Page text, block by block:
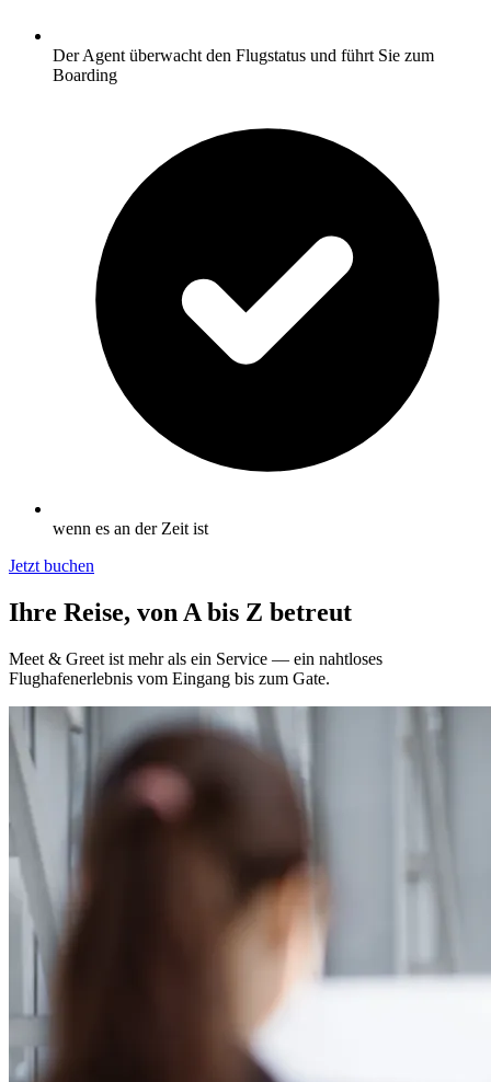
Der Agent überwacht den Flugstatus und führt Sie zum
Boarding
wenn es an der Zeit ist
Jetzt buchen
Ihre Reise, von A bis Z betreut
Meet & Greet ist mehr als ein Service — ein nahtloses
Flughafenerlebnis vom Eingang bis zum Gate.